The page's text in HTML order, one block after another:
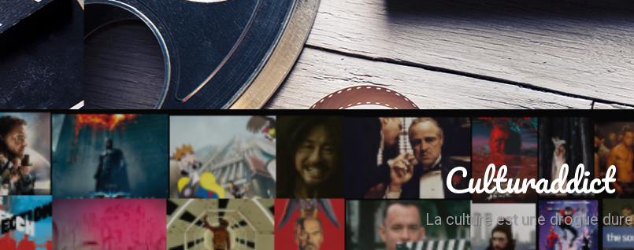
Culturaddict
La culture est une drogue dure